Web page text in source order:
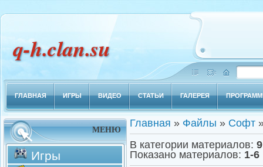
q-h.clan.su
ГЛАВНАЯ ИГРЫ ВИДЕО СТАТЬИ ГАЛЕРЕЯ
МЕНЮ
Игры
Главная » Файлы » Софт
В категории материалов: 9
Показано материалов: 1-6